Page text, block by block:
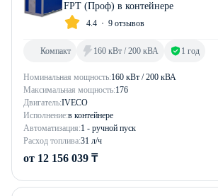
FPT (Проф) в контейнере
4.4 9 отзывов
Номинальная мощность:160 кВт / 200 кВА
Максимальная мощность:176
Двигатель:IVECO
Исполнение:в контейнере
Автоматизация:1 - ручной пуск
Расход топлива:31 л/ч
Компакт 160 кВт / 200 кВА 1 год
от 12 156 039 ₸